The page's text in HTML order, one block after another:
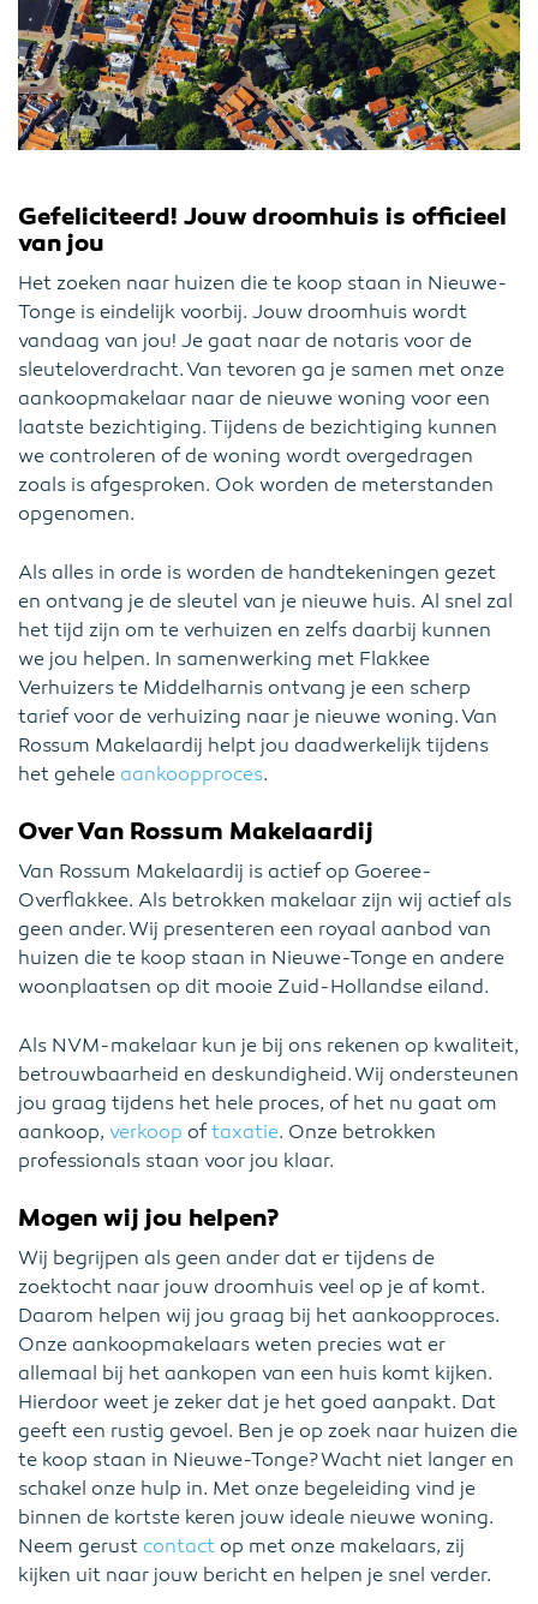
Gefeliciteerd! Jouw droomhuis is officieel
van jou
Het zoeken naar huizen die te koop staan in Nieuwe-
Tonge is eindelijk voorbij. Jouw droomhuis wordt
vandaag van jou! Je gaat naar de notaris voor de
sleuteloverdracht. Van tevoren ga je samen met onze
aankoopmakelaar naar de nieuwe woning voor een
laatste bezichtiging. Tijdens de bezichtiging kunnen
we controleren of de woning wordt overgedragen
zoals is afgesproken. Ook worden de meterstanden
opgenomen.
Als alles in orde is worden de handtekeningen gezet
en ontvang je de sleutel van je nieuwe huis. Al snel zal
het tijd zijn om te verhuizen en zelfs daarbij kunnen
we jou helpen. In samenwerking met Flakkee
Verhuizers te Middelharnis ontvang je een scherp
tarief voor de verhuizing naar je nieuwe woning. Van
Rossum Makelaardij helpt jou daadwerkelijk tijdens
het gehele aankoopproces.
Over Van Rossum Makelaardij
Van Rossum Makelaardij is actief op Goeree-
Overflakkee. Als betrokken makelaar zijn wij actief als
geen ander. Wij presenteren een royaal aanbod van
huizen die te koop staan in Nieuwe-Tonge en andere
woonplaatsen op dit mooie Zuid-Hollandse eiland.
Als NVM-makelaar kun je bij ons rekenen op kwaliteit,
betrouwbaarheid en deskundigheid. Wij ondersteunen
jou graag tijdens het hele proces, of het nu gaat om
aankoop, verkoop of taxatie. Onze betrokken
professionals staan voor jou klaar.
Mogen wij jou helpen?
Wij begrijpen als geen ander dat er tijdens de
zoektocht naar jouw droomhuis veel op je af komt.
Daarom helpen wij jou graag bij het aankoopproces.
Onze aankoopmakelaars weten precies wat er
allemaal bij het aankopen van een huis komt kijken.
Hierdoor weet je zeker dat je het goed aanpakt. Dat
geeft een rustig gevoel. Ben je op zoek naar huizen die
te koop staan in Nieuwe-Tonge? Wacht niet langer en
schakel onze hulp in. Met onze begeleiding vind je
binnen de kortste keren jouw ideale nieuwe woning.
Neem gerust contact op met onze makelaars, zij
kijken uit naar jouw bericht en helpen je snel verder.